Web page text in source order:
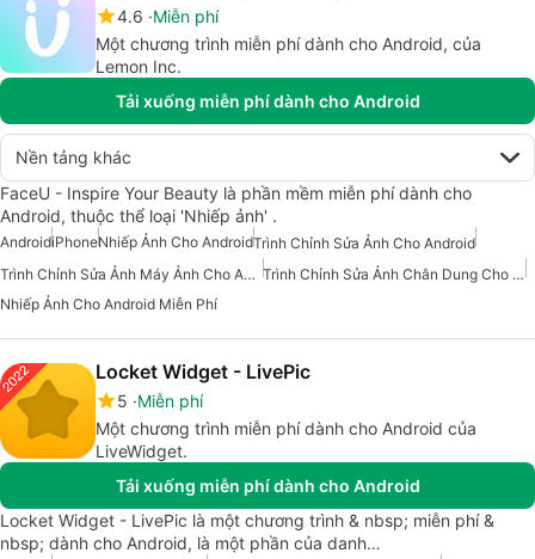
4.6 Miễn phí
Một chương trình miễn phí dành cho Android, của
Lemon Inc.
Tải xuống miễn phí dành cho Android
Nền tảng khác
FaceU - Inspire Your Beauty là phần mềm miễn phí dành cho
Android, thuộc thể loại 'Nhiếp ảnh' .
AndroidiPhoneNhiếp Ảnh Cho AndroidTrình Chỉnh Sửa Ảnh Cho Android
Trình Chỉnh Sửa Ảnh Máy Ảnh Cho Android
Trình Chỉnh Sửa Ảnh Chân Dung Cho Android
Nhiếp Ảnh Cho Android Miễn Phí
Locket Widget - LivePic
5 Miễn phí
Một chương trình miễn phí dành cho Android của
LiveWidget.
Tải xuống miễn phí dành cho Android
Locket Widget - LivePic là một chương trình & nbsp; miễn phí &
nbsp; dành cho Android, là một phần của danh…